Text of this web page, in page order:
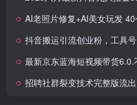
AI老照片修复+AI美女玩发 40个作
抖音搬运引流创业粉，工具号10分钟一篇，可
最新京东蓝海短视频带货6.0.不需要花里胡哨
招聘社群裂变技术完整版流出！零门